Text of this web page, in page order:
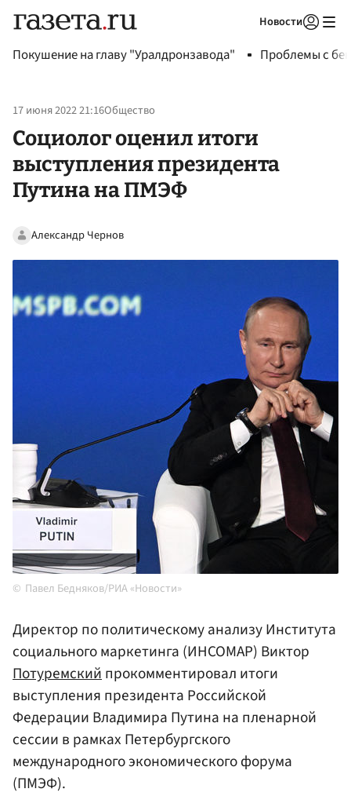
Новости
Покушение на главу "Уралдронзавода" Проблемы с
17 июня 2022 21:16Общество
Социолог оценил итоги
выступления президента
Путина на ПМЭФ
Александр Чернов
Павел Бедняков/РИА «Новости»
Директор по политическому анализу Института
социального маркетинга (ИНСОМАР) Виктор
Потуремскийпрокомментировал итоги
выступления президента Российской
Федерации Владимира Путина на пленарной
сессии в рамках Петербургского
международного экономического форума
(ПМЭФ).